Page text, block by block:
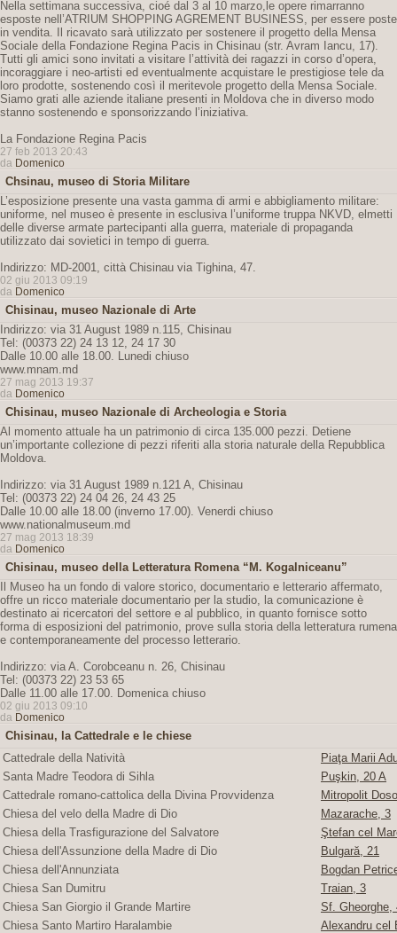
Nella settimana successiva, cioé dal 3 al 10 marzo,le opere rimarranno
esposte nell’ATRIUM SHOPPING AGREMENT BUSINESS, per essere poste
in vendita. Il ricavato sarà utilizzato per sostenere il progetto della Mensa
Sociale della Fondazione Regina Pacis in Chisinau (str. Avram Iancu, 17).
Tutti gli amici sono invitati a visitare l’attività dei ragazzi in corso d’opera,
incoraggiare i neo-artisti ed eventualmente acquistare le prestigiose tele da
loro prodotte, sostenendo così il meritevole progetto della Mensa Sociale.
Siamo grati alle aziende italiane presenti in Moldova che in diverso modo
stanno sostenendo e sponsorizzando l’iniziativa.
La Fondazione Regina Pacis
27 feb 2013 20:43
da Domenico
Chsinau, museo di Storia Militare
L’esposizione presente una vasta gamma di armi e abbigliamento militare:
uniforme, nel museo è presente in esclusiva l’uniforme truppa NKVD, elmetti
delle diverse armate partecipanti alla guerra, materiale di propaganda
utilizzato dai sovietici in tempo di guerra.
Indirizzo: MD-2001, città Chisinau via Tighina, 47.
02 giu 2013 09:19
da Domenico
Chisinau, museo Nazionale di Arte
Indirizzo: via 31 August 1989 n.115, Chisinau
Tel: (00373 22) 24 13 12, 24 17 30
Dalle 10.00 alle 18.00. Lunedi chiuso
www.mnam.md
27 mag 2013 19:37
da Domenico
Chisinau, museo Nazionale di Archeologia e Storia
Al momento attuale ha un patrimonio di circa 135.000 pezzi. Detiene
un’importante collezione di pezzi riferiti alla storia naturale della Repubblica
Moldova.
Indirizzo: via 31 August 1989 n.121 A, Chisinau
Tel: (00373 22) 24 04 26, 24 43 25
Dalle 10.00 alle 18.00 (inverno 17.00). Venerdi chiuso
www.nationalmuseum.md
27 mag 2013 18:39
da Domenico
Chisinau, museo della Letteratura Romena “M. Kogalniceanu”
Il Museo ha un fondo di valore storico, documentario e letterario affermato,
offre un ricco materiale documentario per la studio, la comunicazione è
destinato ai ricercatori del settore e al pubblico, in quanto fornisce sotto
forma di esposizioni del patrimonio, prove sulla storia della letteratura rumena
e contemporaneamente del processo letterario.
Indirizzo: via A. Corobceanu n. 26, Chisinau
Tel: (00373 22) 23 53 65
Dalle 11.00 alle 17.00. Domenica chiuso
02 giu 2013 09:10
da Domenico
Chisinau, la Cattedrale e le chiese
Cattedrale della Natività
Piaţa Marii
Santa Madre Teodora di Sihla
Puşkin, 20 A
Cattedrale romano-cattolica della Divina Provvidenza
Mitropolit
Chiesa del velo della Madre di Dio
Mazarache, 3
Chiesa della Trasfigurazione del Salvatore
Ştefan cel
Chiesa dell'Assunzione della Madre di Dio
Bulgară, 21
Chiesa dell'Annunziata
Bogdan
Chiesa San Dumitru
Traian, 3
Chiesa San Giorgio il Grande Martire
Sf. Gheorghe,
Chiesa Santo Martiro Haralambie
Alexandru cel